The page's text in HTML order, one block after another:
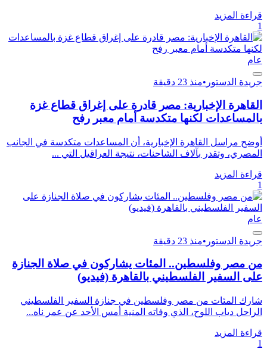
قراءة المزيد
1
عام
جريدة الدستور •منذ 23 دقيقة
القاهرة الإخبارية: مصر قادرة على إغراق قطاع غزة
بالمساعدات لكنها متكدسة أمام معبر رفح
أوضح مراسل القاهرة الإخبارية، أن المساعدات متكدسة في الجانب
المصري، وتقدر بآلاف الشاحنات، نتيجة العراقيل التي ...
قراءة المزيد
1
عام
جريدة الدستور •منذ 23 دقيقة
من مصر وفلسطين.. المئات يشاركون في صلاة الجنازة
على السفير الفلسطيني بالقاهرة (فيديو)
شارك المئات من مصر وفلسطين في جنازة السفير الفلسطيني
الراحل دياب اللوح، الذي وفاته المنية أمس الأحد عن عمر ناه...
قراءة المزيد
1